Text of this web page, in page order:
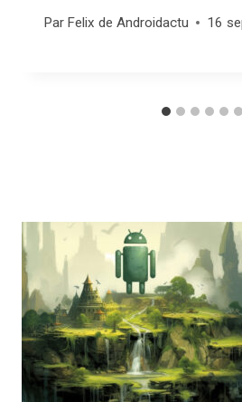
Par Felix de Androidactu 16